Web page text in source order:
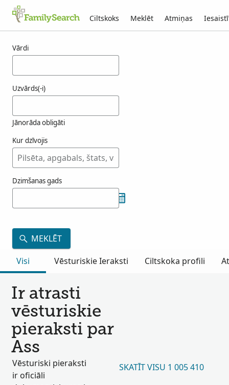
Ciltskoks Meklēt Atmiņas
Vārdi
Uzvārds(-i)
Jānorāda obligāti
Kur dzīvojis
Dzimšanas gads
MEKLĒT
Visi
Vēsturiskie Ieraksti Ciltskoka profili
Ir atrasti
vēsturiskie
pieraksti par
Ass
Vēsturiski pieraksti
ir oficiāli
SKATĪT VISU 1 005 410